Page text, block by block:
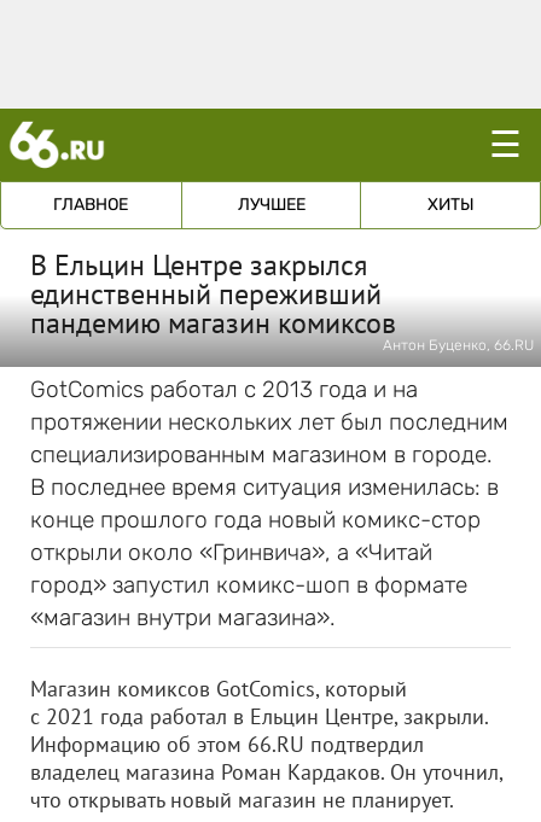
☰
ГЛАВНОЕ ЛУЧШЕЕ ХИТЫ
В Ельцин Центре закрылся
единственный переживший
пандемию магазин комиксов
Антон Буценко, 66.RU
GotComics работал с 2013 года и на
протяжении нескольких лет был последним
специализированным магазином в городе.
В последнее время ситуация изменилась: в
конце прошлого года новый комикс-стор
открыли около «Гринвича», а «Читай
город» запустил комикс-шоп в формате
«магазин внутри магазина».
Магазин комиксов GotComics, который
с 2021 года работал в Ельцин Центре, закрыли.
Информацию об этом 66.RU подтвердил
владелец магазина Роман Кардаков. Он уточнил,
что открывать новый магазин не планирует.